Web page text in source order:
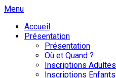
Skip
content
Menu
Accueil
Présentation
Présentation
Où et Quand ?
Inscriptions Adultes
Inscriptions Enfants